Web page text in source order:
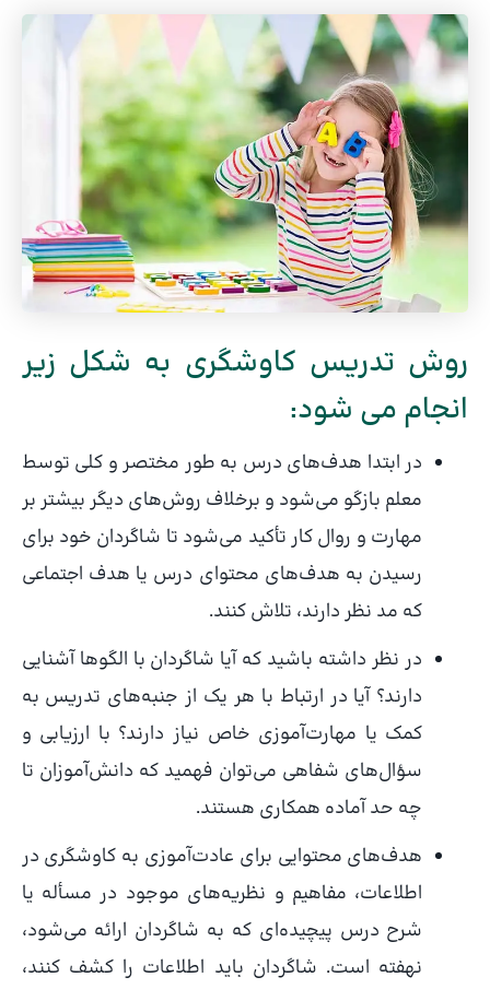
روش تدریس کاوشگری به شکل زیر
انجام می شود:
در ابتدا هدف‌های درس به طور مختصر و کلی توسط
معلم بازگو می‌شود و برخلاف روش‌های دیگر بیشتر بر
مهارت و روال کار تأکید می‌شود تا شاگردان خود برای
رسیدن به هدف‌های محتوای درس یا هدف اجتماعی
که مد نظر دارند، تلاش کنند.
در نظر داشته باشید که آیا شاگردان با الگوها آشنایی
دارند؟ آیا در ارتباط با هر یک از جنبه‌های تدریس به
کمک یا مهارت‌آموزی خاص نیاز دارند؟ با ارزیابی و
سؤال‌های شفاهی می‌توان فهمید که دانش‌آموزان تا
چه حد آماده همکاری هستند.
هدف‌های محتوایی برای عادت‌آموزی به کاوشگری در
اطلاعات، مفاهیم و نظریه‌های موجود در مسأله یا
شرح درس پیچیده‌ای که به شاگردان ارائه می‌شود،
نهفته است. شاگردان باید اطلاعات را کشف کنند،